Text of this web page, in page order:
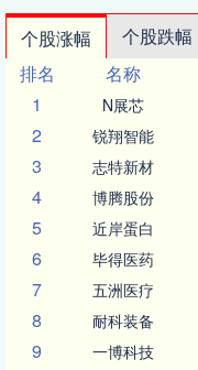
个股涨幅 个股跌幅
排名
名称
1
N展芯
2 锐翔智能
3 志特新材
4 博腾股份
5 近岸蛋白
6 毕得医药
7 五洲医疗
8 耐科装备
9 一博科技